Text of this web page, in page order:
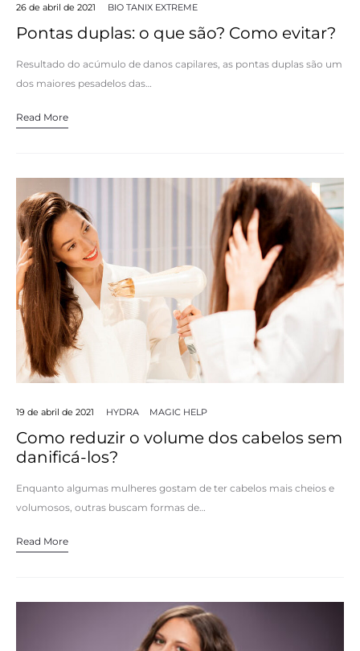
26 de abril de 2021 BIO TANIX EXTREME
Pontas duplas: o que são? Como evitar?
Resultado do acúmulo de danos capilares, as pontas duplas são um
dos maiores pesadelos das…
Read More
19 de abril de 2021 HYDRA MAGIC HELP
Como reduzir o volume dos cabelos sem
danificá-los?
Enquanto algumas mulheres gostam de ter cabelos mais cheios e
volumosos, outras buscam formas de…
Read More